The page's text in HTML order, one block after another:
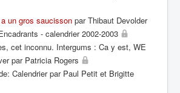
un gros saucisson par Thibaut Devolder
- calendrier 2002-2003
cet inconnu. Intergums : Ca y est, WE
par Patricia Rogers
Calendrier par Paul Petit et Brigitte